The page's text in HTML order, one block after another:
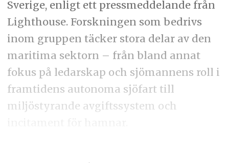
Sverige, enligt ett pressmeddelande från
Lighthouse. Forskningen som bedrivs
inom gruppen täcker stora delar av den
maritima sektorn – från bland annat
fokus på ledarskap och sjömannens roll i
framtidens autonoma sjöfart till
miljöstyrande avgiftssystem och